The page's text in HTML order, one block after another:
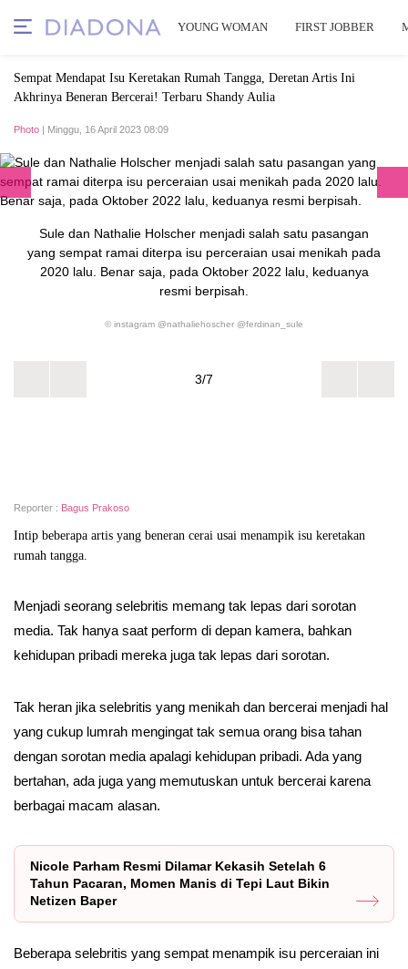
YOUNG WOMAN FIRST JOBBER
Sempat Mendapat Isu Keretakan Rumah Tangga, Deretan Artis Ini
Akhrinya Beneran Bercerai! Terbaru Shandy Aulia
Photo | Minggu, 16 April 2023 08:09
Sule dan Nathalie Holscher menjadi salah satu pasangan
yang sempat ramai diterpa isu perceraian usai menikah pada
2020 lalu. Benar saja, pada Oktober 2022 lalu, keduanya
resmi berpisah.
© instagram @nathaliehoscher @ferdinan_sule
3/7
Reporter : Bagus Prakoso
Intip beberapa artis yang beneran cerai usai menampik isu keretakan
rumah tangga.
Menjadi seorang selebritis memang tak lepas dari sorotan
media. Tak hanya saat perform di depan kamera, bahkan
kehidupan pribadi mereka juga tak lepas dari sorotan.
Tak heran jika selebritis yang menikah dan bercerai menjadi hal
yang cukup lumrah mengingat tak semua orang bisa tahan
dengan sorotan media apalagi kehidupan pribadi. Ada yang
bertahan, ada juga yang memutuskan untuk bercerai karena
berbagai macam alasan.
Nicole Parham Resmi Dilamar Kekasih Setelah 6
Tahun Pacaran, Momen Manis di Tepi Laut Bikin
Netizen Baper
Beberapa selebritis yang sempat menampik isu perceraian ini